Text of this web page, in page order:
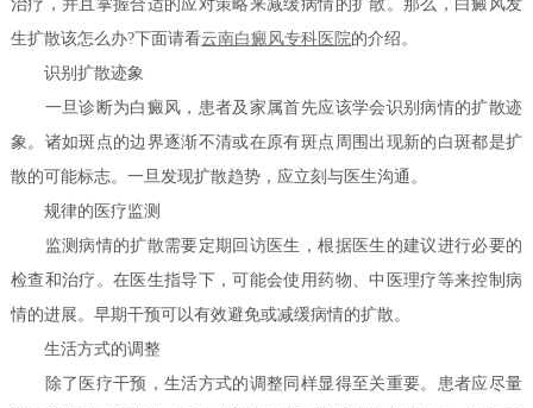
治疗，并且掌握合适的应对策略来减缓病情的扩散。那么，白癜风发
生扩散该怎么办?下面请看云南白癜风专科医院的介绍。
识别扩散迹象
一旦诊断为白癜风，患者及家属首先应该学会识别病情的扩散迹
象。诸如斑点的边界逐渐不清或在原有斑点周围出现新的白斑都是扩
散的可能标志。一旦发现扩散趋势，应立刻与医生沟通。
规律的医疗监测
监测病情的扩散需要定期回访医生，根据医生的建议进行必要的
检查和治疗。在医生指导下，可能会使用药物、中医理疗等来控制病
情的进展。早期干预可以有效避免或减缓病情的扩散。
生活方式的调整
除了医疗干预，生活方式的调整同样显得至关重要。患者应尽量